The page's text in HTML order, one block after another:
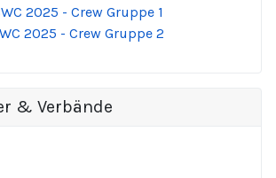
2025 - Crew Gruppe 1
2025 - Crew Gruppe 2
& Verbände